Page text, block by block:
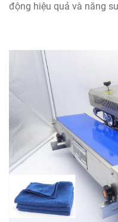
động hiệu quả và năng